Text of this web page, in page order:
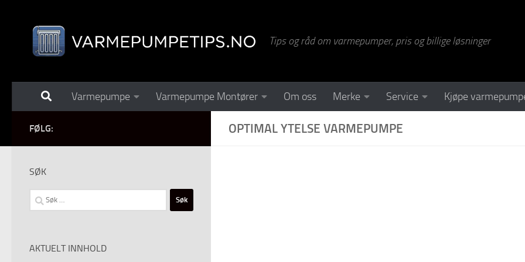
Tips og råd om varmepumper, pris og billige løsninger
Varmepumpe Varmepumpe Montører Om oss Merke Service Kjøpe
OPTIMAL YTELSE VARMEPUMPE
FØLG:
SØK
Søk
etter:
AKTUELT INNHOLD